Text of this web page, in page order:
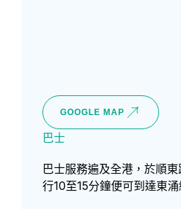
GOOGLE MAP
巴士
巴士服務遍及全港，於順
行10至15分鐘便可到達東涌